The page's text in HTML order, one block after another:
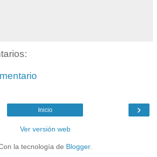
›
Inicio
Ver versión web
la tecnología de Blogger.